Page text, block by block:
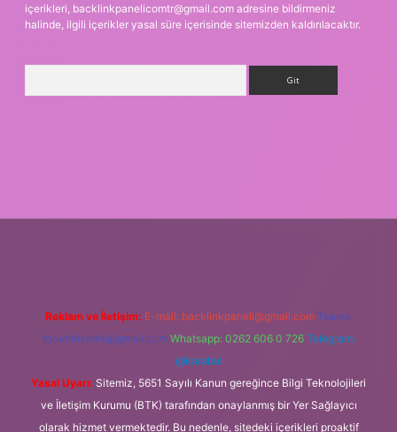
içerikleri, backlinkpanelicomtr@gmail.com adresine bildirmeniz
halinde, ilgili içerikler yasal süre içerisinde sitemizden kaldırılacaktır.
Reklam ve İletişim: E-mail: backlinkpaneli@gmail.com Teams:
forumhizmeti@gmail.com Whatsapp: 0262 606 0 726 Telegram:
@karabul
Yasal Uyarı: Sitemiz, 5651 Sayılı Kanun gereğince Bilgi Teknolojileri
ve İletişim Kurumu (BTK) tarafından onaylanmış bir Yer Sağlayıcı
olarak hizmet vermektedir. Bu nedenle, sitedeki içerikleri proaktif